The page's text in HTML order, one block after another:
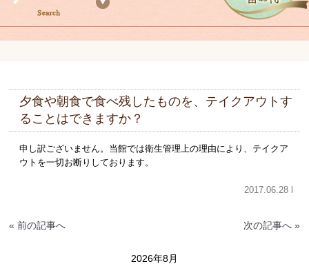
夕食や朝食で食べ残したものを、テイクアウトす
ることはできますか？
申し訳ございません。当館では衛生管理上の理由により、テイクア
ウトを一切お断りしております。
2017.06.28 l
« 前の記事へ 次の記事へ »
2026年8月